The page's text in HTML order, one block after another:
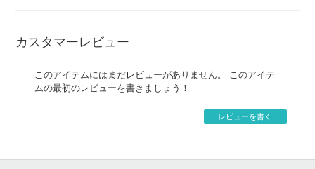
カスタマーレビュー
このアイテムにはまだレビューがありません。 このアイテ
ムの最初のレビューを書きましょう！
レビューを書く